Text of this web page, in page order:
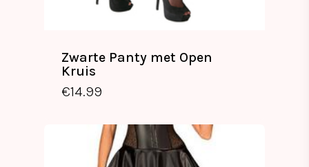
Zwarte Panty met Open
Kruis
€14.99